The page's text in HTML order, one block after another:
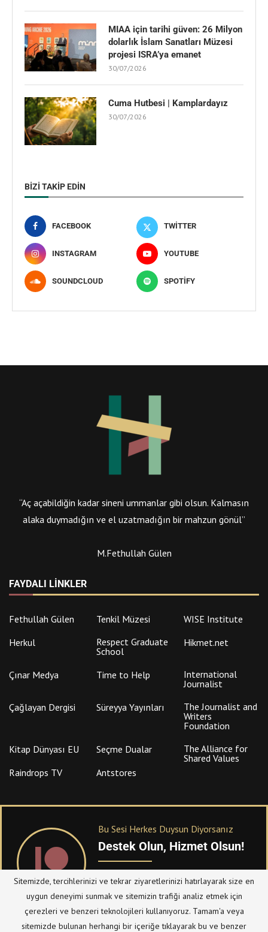
MIAA için tarihi güven: 26 Milyon
dolarlık İslam Sanatları Müzesi
projesi ISRA’ya emanet
30/07/2026
Cuma Hutbesi | Kamplardayız
30/07/2026
BIZI TAKIP EDIN
FACEBOOK TWITTER
INSTAGRAM YOUTUBE
SOUNDCLOUD SPOTIFY
“Aç açabildiğin kadar sineni ummanlar gibi olsun. Kalmasın
alaka duymadığın ve el uzatmadığın bir mahzun gönül”
M.Fethullah Gülen
FAYDALI LINKLER
Fethullah Gülen Tenkil Müzesi
WISE Institute
Herkul
Respect Graduate
School
Hikmet.net
Çınar Medya Time to Help
International
Journalist
Çağlayan Dergisi
Süreyya Yayınları
The Journalist and
Writers
Foundation
Kitap Dünyası EU
Seçme Dualar
The Alliance for
Shared Values
Raindrops TV
Antstores
Bu Sesi Herkes Duysun Diyorsanız
Destek Olun, Hizmet Olsun!
PATREONüzerinden sitemize bağışta
bulanabilirsiniz.
Sitemizde, tercihlerinizi ve tekrar ziyaretlerinizi hatırlayarak size en
uygun deneyimi sunmak ve sitemizin trafiği analiz etmek için
çerezleri ve benzeri teknolojileri kullanıyoruz. Tamam'a veya
sitemizde bulunan herhangi bir içeriğe tıklayarak bu ve benzer